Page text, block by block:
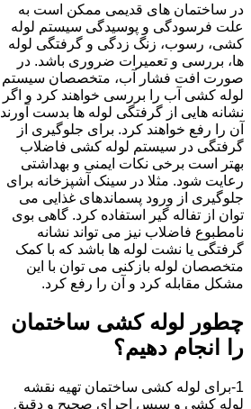
در ساختمان های قدیمی ممکن است به
علت فرسودگی و پوسیدگی سیستم لوله
کشی، رسوب، زنگ زدگی و گرفتگی لوله
ها، بررسی و تعمیرات ضروری باشد. در
صورت افت فشار آب، متخصصان سیستم
لوله کشی آب را بررسی خواهند کرد و اگر
نشانه هایی از گرفتگی لوله ها بدست آورند
آن را رفع خواهند کرد. برای جلوگیری از
گرفتگی در سیستم لوله کشی فاضلاب
بهتر است برخی نکات ایمنی و بهداشتی
رعایت شود. مثلا در سینک آشپزخانه برای
جلوگیری از ورود پسماندهای غذایی می
توان از تفاله گیر استفاده کرد. گاهی بوی
نامطبوع فاضلاب نیز می تواند نشانه
گرفتگی یا نشت لوله ها باشد که با کمک
متخصصان لوله بازکنی می توان با این
مشکل مقابله کرد و آن را رفع کرد.
چطور لوله کشی ساختمان
را انجام دهیم؟
1-برای لوله کشی ساختمان تهیه نقشه
لوله کشی و سپس اجرای صحیح و دقیق